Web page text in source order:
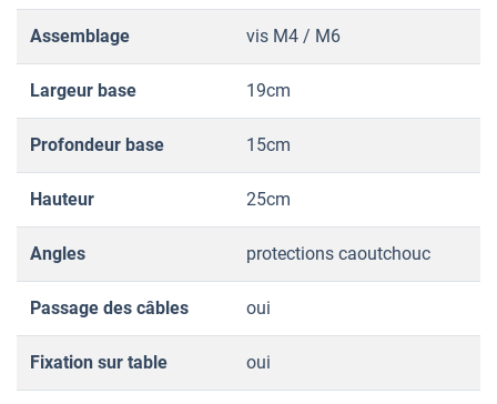
Assemblage vis M4 / M6
Largeur base 19cm
Profondeur base 15cm
Hauteur 25cm
Angles protections caoutchouc
Passage des câbles oui
Fixation sur table oui